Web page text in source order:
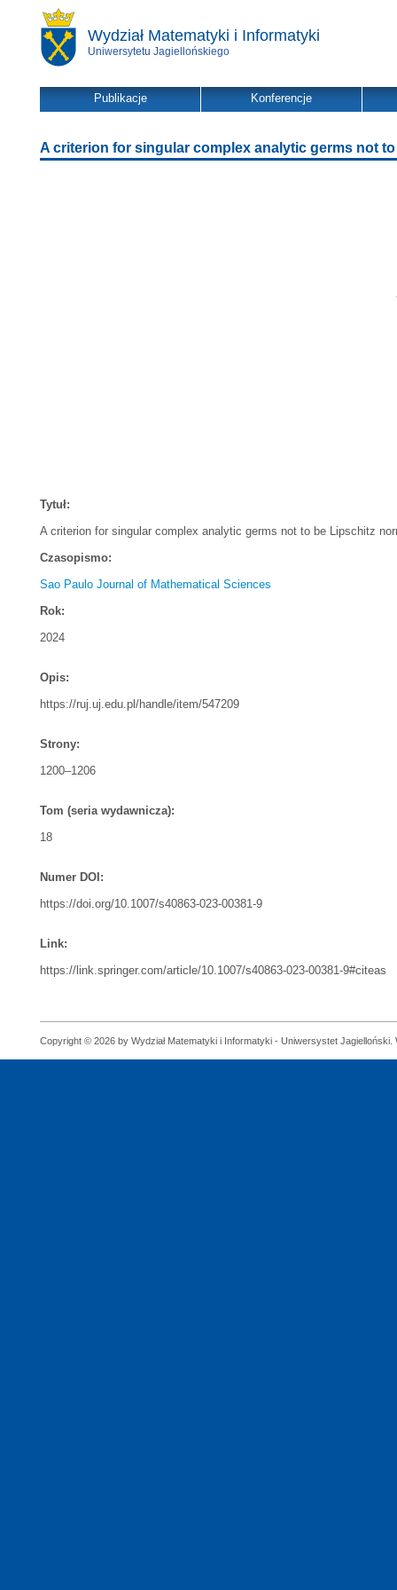
Wydział Matematyki i Informatyki
Uniwersytetu Jagiellońskiego
Publikacje Konferencje
A criterion for singular complex analytic germs not
Tytuł:
A criterion for singular complex analytic germs not to be Lipschitz
Czasopismo:
Sao Paulo Journal of Mathematical Sciences
Rok:
2024
Opis:
https://ruj.uj.edu.pl/handle/item/547209
Strony:
1200–1206
Tom (seria wydawnicza):
18
Numer DOI:
https://doi.org/10.1007/s40863-023-00381-9
Link:
https://link.springer.com/article/10.1007/s40863-023-00381-9#citeas
Copyright © 2026 by Wydział Matematyki i Informatyki - Uniwersystet